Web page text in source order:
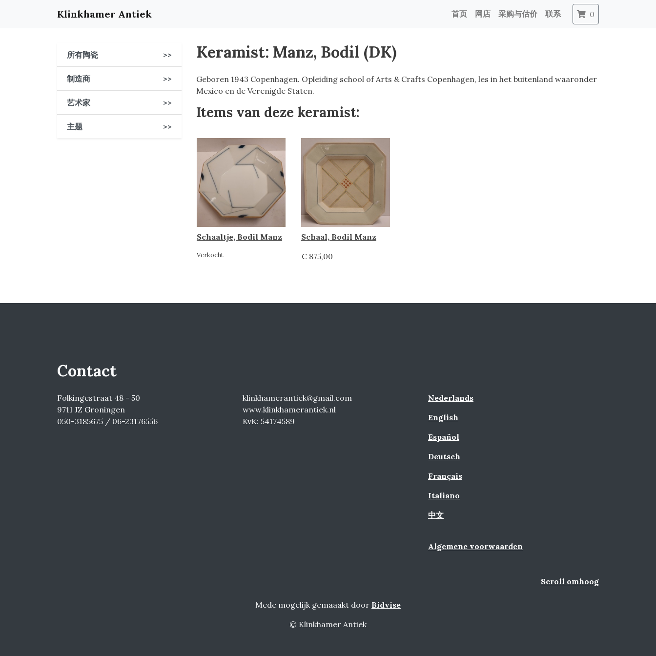
Klinkhamer Antiek 首页 网店 采购与估价 联系 0
所有陶瓷 >>
制造商 >>
艺术家 >>
主题 >>
Keramist: Manz, Bodil (DK)
Geboren 1943 Copenhagen. Opleiding school of Arts & Crafts Copenhagen, les in het buitenland waaronder
Mexico en de Verenigde Staten.
Items van deze keramist:
Schaaltje, Bodil Manz
Verkocht
Schaal, Bodil Manz
€ 875,00
Contact
Folkingestraat 48 - 50
9711 JZ Groningen
050-3185675 / 06-23176556
klinkhamerantiek@gmail.com
www.klinkhamerantiek.nl
KvK: 54174589
Nederlands
English
Español
Deutsch
Français
Italiano
中文
Algemene voorwaarden
Scroll omhoog
Mede mogelijk gemaaakt door Bidvise
© Klinkhamer Antiek